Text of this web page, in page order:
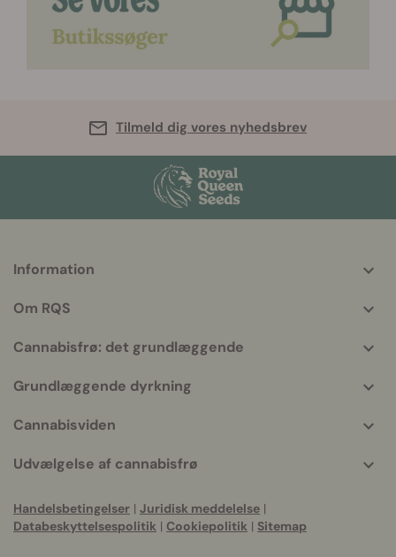
Tilmeld dig vores nyhedsbrev
info
Information
Om RQS
Cannabisfrø: det grundlæggende
Grundlæggende dyrkning
Cannabisviden
Udvælgelse af cannabisfrø
Handelsbetingelser | Juridisk meddelelse |
Databeskyttelsespolitik | Cookiepolitik | Sitemap